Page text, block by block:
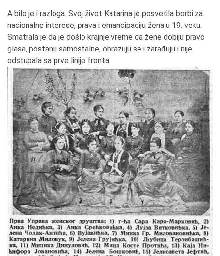
A bilo je i razloga. Svoj život Katarina je posvetila borbi za
nacionalne interese, prava i emancipaciju žena u 19. veku.
Smatrala je da je došlo krajnje vreme da žene dobiju pravo
glasa, postanu samostalne, obrazuju se i zarađuju i nije
odstupala sa prve linije fronta.